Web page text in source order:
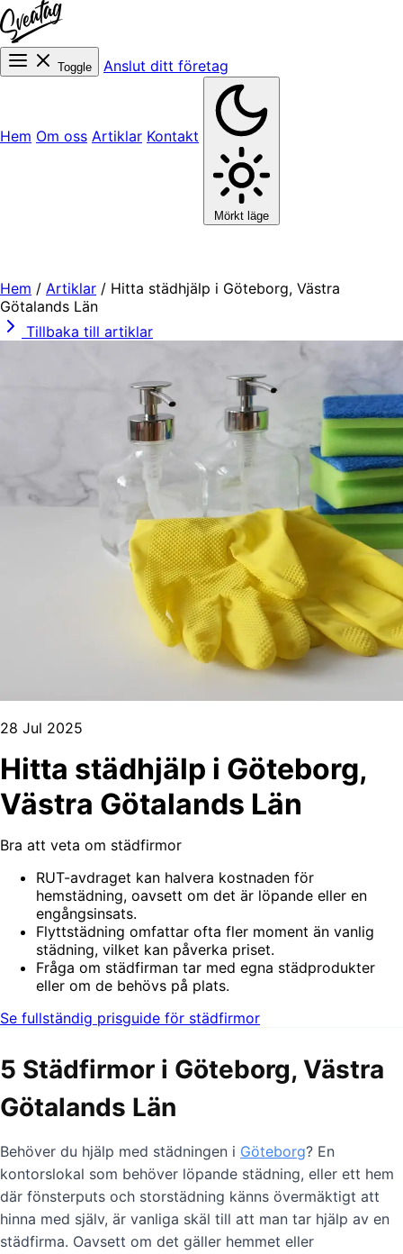
Toggle Anslut ditt företag
Hem Om oss Artiklar Kontakt
Mörkt läge
Hem / Artiklar / Hitta städhjälp i Göteborg, Västra
Götalands Län
Tillbaka till artiklar
28 Jul 2025
Hitta städhjälp i Göteborg,
Västra Götalands Län
Bra att veta om städfirmor
RUT-avdraget kan halvera kostnaden för
hemstädning, oavsett om det är löpande eller en
engångsinsats.
Flyttstädning omfattar ofta fler moment än vanlig
städning, vilket kan påverka priset.
Fråga om städfirman tar med egna städprodukter
eller om de behövs på plats.
Se fullständig prisguide för städfirmor
5 Städfirmor i Göteborg, Västra
Götalands Län
Behöver du hjälp med städningen i Göteborg? En
kontorslokal som behöver löpande städning, eller ett hem
där fönsterputs och storstädning känns övermäktigt att
hinna med själv, är vanliga skäl till att man tar hjälp av en
städfirma. Oavsett om det gäller hemmet eller